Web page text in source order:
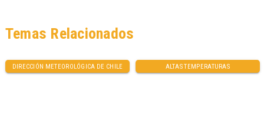
DIRECCIÓN METEOROLÓGICA DE CHILE ALTAS TEMPERATURAS
Temas Relacionados